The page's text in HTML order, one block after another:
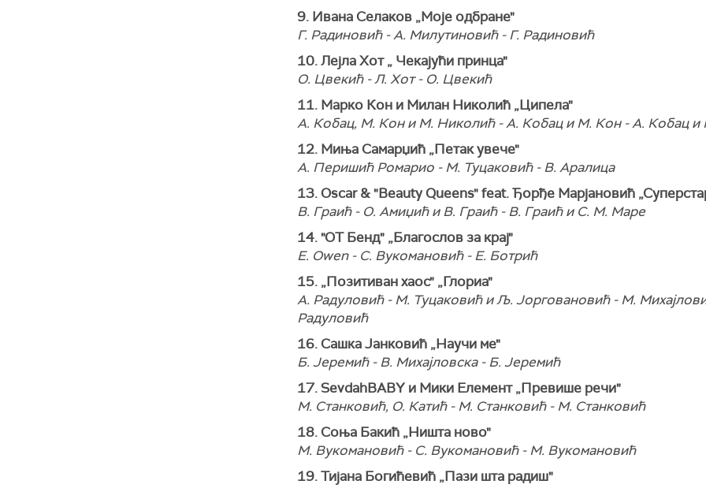
9. Ивана Селаков „Моје одбране"
Г. Радиновић - А. Милутиновић - Г. Радиновић
10. Лејла Хот „ Чекајући принца"
О. Цвекић - Л. Хот - О. Цвекић
11. Марко Кон и Милан Николић „Ципела"
A. Кобац, М. Кон и М. Николић -A. Кобац и М. Кон - А. Кобац
12. Миња Самарџић „Петак увече"
A. Перишић Ромарио - М. Туцаковић - В. Аралица
13. Oscar & "Beauty Queens" feat. Ђорђе Марјановић
В. Граић - О. Амиџић и В. Граић - В. Граић и С. М. Маре
14. "ОТ Бенд" „Благослов за крај"
E. Owen - С. Вукомановић - Е. Ботрић
15. „Позитиван хаос" „Глориа"
А. Радуловић - М. Туцаковић и Љ. Јорговановић - М.
Радуловић
16. Сашка Јанковић „Научи ме"
Б. Јеремић - В. Михајловска - Б. Јеремић
17. SevdahBABY и Мики Елемент „Превише речи"
М. Станковић, О. Катић - М. Станковић - М. Станковић
18. Соња Бакић „Ништа ново"
М. Вукомановић - С. Вукомановић - М. Вукомановић
19. Тијана Богићевић „Пази шта радиш"